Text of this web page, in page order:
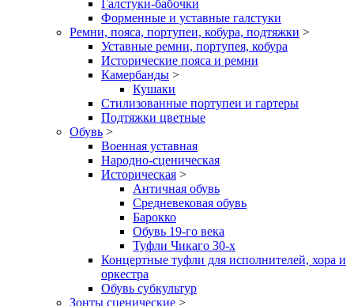
Галстуки-бабочки
Форменные и уставные галстуки
Ремни, пояса, портупеи, кобура, подтяжки >
Уставные ремни, портупея, кобура
Исторические пояса и ремни
Камербанды >
Кушаки
Стилизованные портупеи и гартеры
Подтяжки цветные
Обувь >
Военная уставная
Народно-сценическая
Историческая >
Античная обувь
Средневековая обувь
Барокко
Обувь 19-го века
Туфли Чикаго 30-х
Концертные туфли для исполнителей, хора и
оркестра
Обувь субкультур
Зонты сценические >